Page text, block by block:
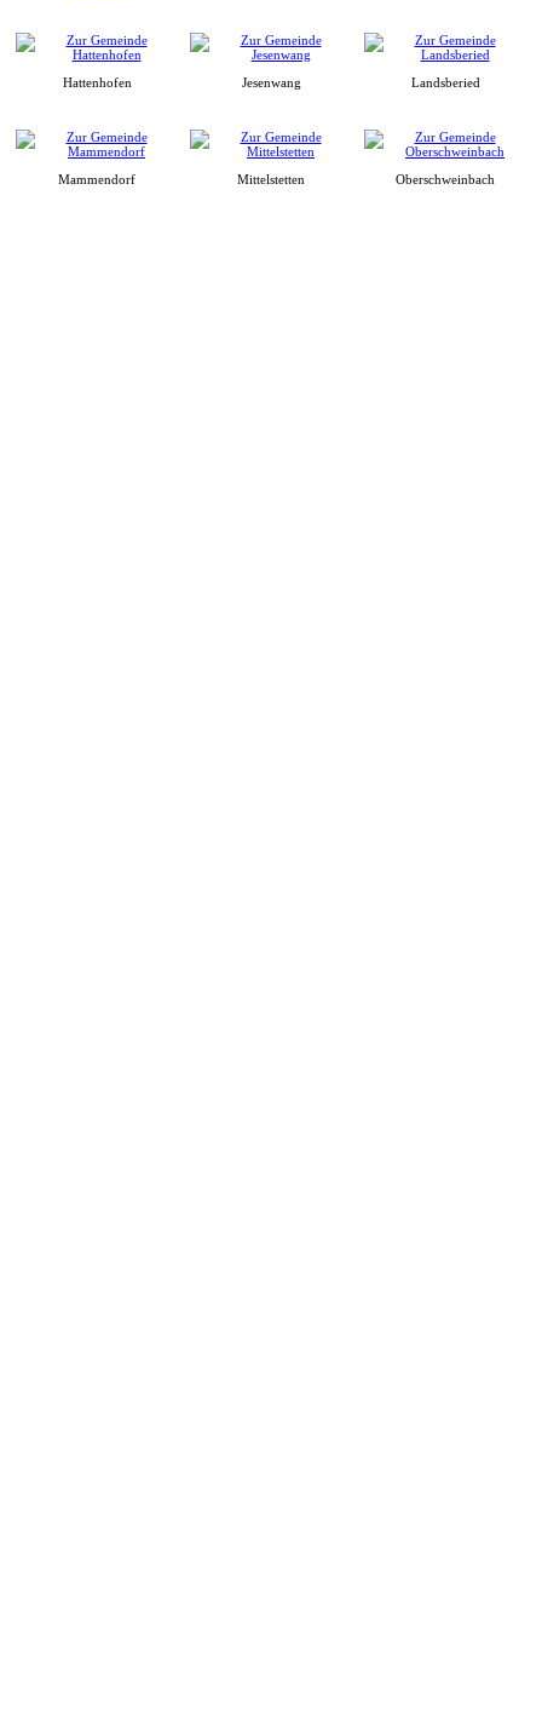
Hattenhofen Jesenwang Landsberied
Mammendorf Mittelstetten Oberschweinbach